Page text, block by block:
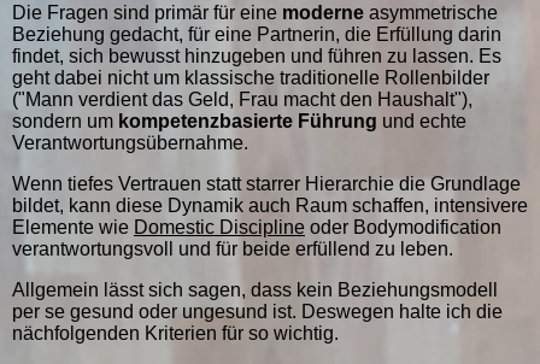
Die Fragen sind primär für eine moderne asymmetrische
Beziehung gedacht, für eine Partnerin, die Erfüllung darin
findet, sich bewusst hinzugeben und führen zu lassen. Es
geht dabei nicht um klassische traditionelle Rollenbilder
("Mann verdient das Geld, Frau macht den Haushalt"),
sondern um kompetenzbasierte Führung und echte
Verantwortungsübernahme.
Wenn tiefes Vertrauen statt starrer Hierarchie die Grundlage
bildet, kann diese Dynamik auch Raum schaffen, intensivere
Elemente wie Domestic Discipline oder Bodymodification
verantwortungsvoll und für beide erfüllend zu leben.
Allgemein lässt sich sagen, dass kein Beziehungsmodell
per se gesund oder ungesund ist. Deswegen halte ich die
nächfolgenden Kriterien für so wichtig.